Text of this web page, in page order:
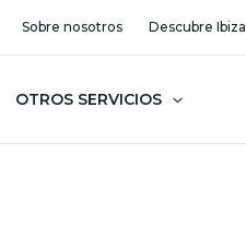
Sobre nosotros Descubre Ibiza
OTROS SERVICIOS